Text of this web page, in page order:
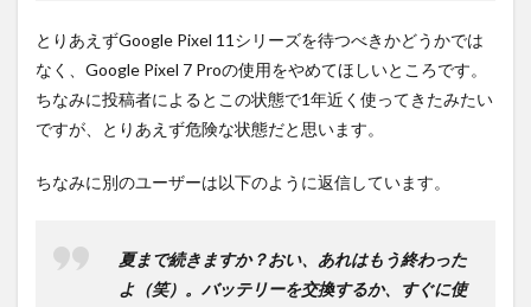
とりあえずGoogle Pixel 11シリーズを待つべきかどうかでは
なく、Google Pixel 7 Proの使用をやめてほしいところです。
ちなみに投稿者によるとこの状態で1年近く使ってきたみたい
ですが、とりあえず危険な状態だと思います。
ちなみに別のユーザーは以下のように返信しています。
夏まで続きますか？おい、あれはもう終わった
よ（笑）。バッテリーを交換するか、すぐに使